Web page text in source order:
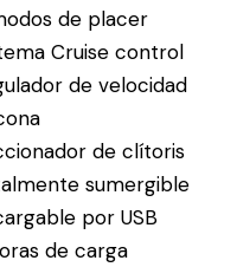
de placer
Cruise control
de velocidad
de clítoris
sumergible
por USB
de carga